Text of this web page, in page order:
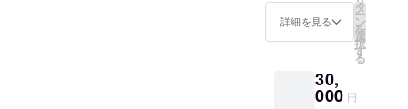
回ト
ラック
ドライ
バー甲
催後、
編集さ
れた
詳細を見る
タ
ー
ン
を
選
択
す
る
30,
000 円